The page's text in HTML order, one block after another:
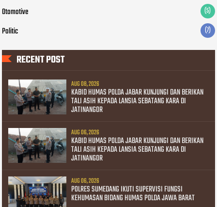
Otomotive (5)
Politic (7)
RECENT POST
AUG 08, 2026
KABID HUMAS POLDA JABAR KUNJUNGI DAN BERIKAN
TALI ASIH KEPADA LANSIA SEBATANG KARA DI
JATINANGOR
AUG 06, 2026
KABID HUMAS POLDA JABAR KUNJUNGI DAN BERIKAN
TALI ASIH KEPADA LANSIA SEBATANG KARA DI
JATINANGOR
AUG 06, 2026
POLRES SUMEDANG IKUTI SUPERVISI FUNGSI
KEHUMASAN BIDANG HUMAS POLDA JAWA BARAT